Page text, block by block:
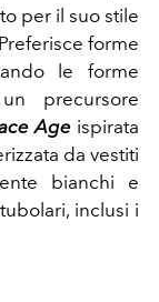
per il suo stile
forme
le forme
precursore
Age ispirata
da vestiti
bianchi e
inclusi i